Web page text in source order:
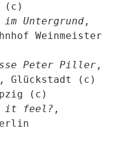
(c)
Untergrund ,
Weinmeister
Peter Piller ,
Glückstadt (c)
(c)
it feel? ,